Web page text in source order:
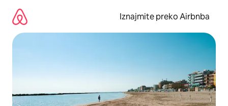
sadržaj
Iznajmite preko Airbnba